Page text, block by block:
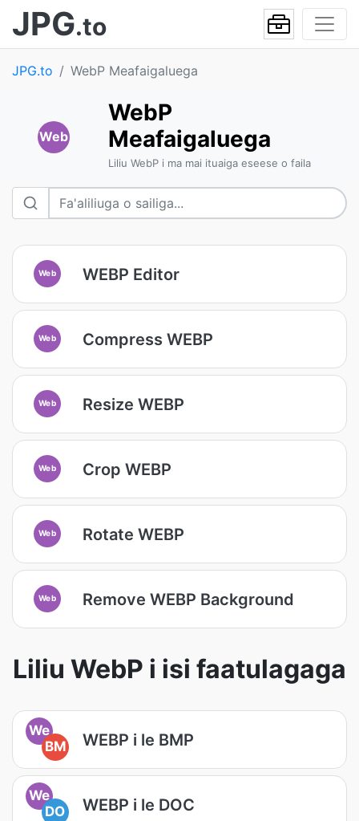
JPG.to
JPG.to WebP Meafaigaluega
Web
WebP
Meafaigaluega
Liliu WebP i ma mai ituaiga eseese o faila
Web WEBP Editor
Web Compress WEBP
Web Resize WEBP
Web Crop WEBP
Web Rotate WEBP
Web Remove WEBP Background
Liliu WebP i isi faatulagaga
We
BM
WEBP i le BMP
We
DO
WEBP i le DOC